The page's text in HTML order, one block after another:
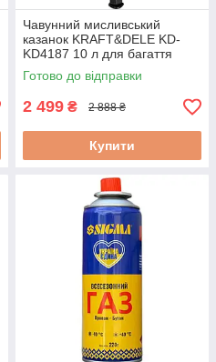
Чавунний мисливський
казанок KRAFT&DELE KD-
KD4187 10 л для багаття
кемпінгу та дачі
Готово до відправки
2 499 ₴ 2 888 ₴
Купити